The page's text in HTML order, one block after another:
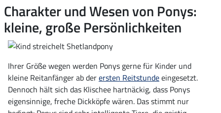
Charakter und Wesen von Ponys:
kleine, große Persönlichkeiten
Ihrer Größe wegen werden Ponys gerne für Kinder und
kleine Reitanfänger ab derersten Reitstundeeingesetzt.
Dennoch hält sich das Klischee hartnäckig, dass Ponys
eigensinnige, freche Dickköpfe wären. Das stimmt nur